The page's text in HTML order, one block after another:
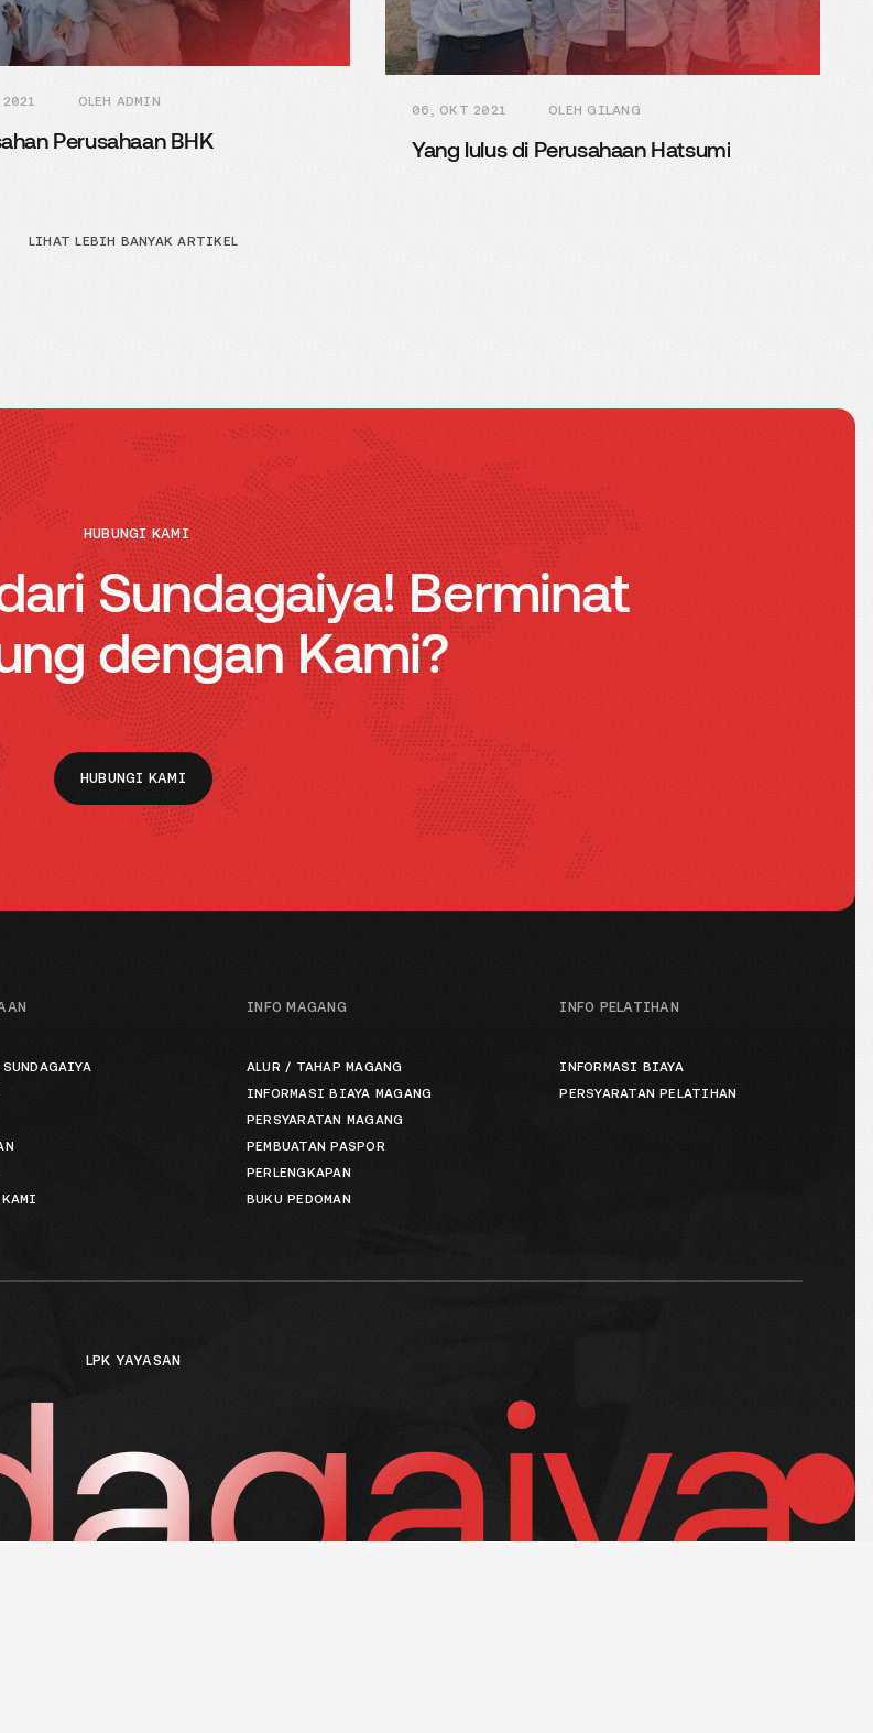
OLEH ADMIN
Perusahaan BHK
06, OKT 2021 OLEH GILANG
Yang lulus di Perusahaan Hatsumi
LIHAT LEBIH BANYAK ARTIKEL
HUBUNGI KAMI
Sundagaiya! Berminat
dengan Kami?
HUBUNGI KAMI
INFO MAGANG
ALUR / TAHAP MAGANG
INFORMASI BIAYA MAGANG
PERSYARATAN MAGANG
PEMBUATAN PASPOR
PERLENGKAPAN
BUKU PEDOMAN
INFO PELATIHAN
INFORMASI BIAYA
PERSYARATAN PELATIHAN
LPK YAYASAN